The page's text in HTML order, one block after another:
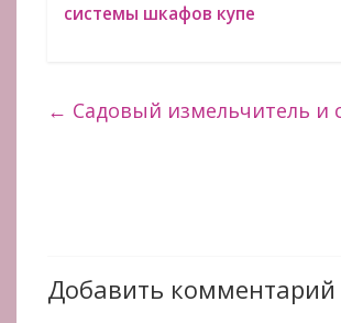
системы шкафов купе
← Садовый измельчитель и
Добавить комментарий